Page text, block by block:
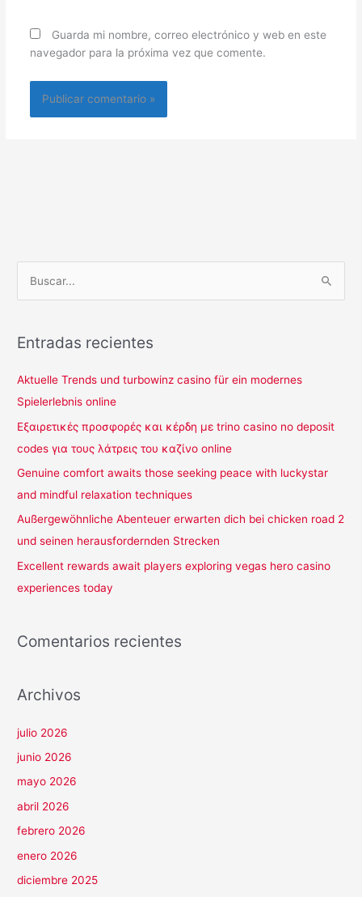
Guarda mi nombre, correo electrónico y web en este
navegador para la próxima vez que comente.
c
r
p
o
r
:
Entradas recientes
Aktuelle Trends und turbowinz casino für ein modernes
Spielerlebnis online
Εξαιρετικές προσφορές και κέρδη με trino casino no deposit
codes για τους λάτρεις του καζίνο online
Genuine comfort awaits those seeking peace with luckystar
and mindful relaxation techniques
Außergewöhnliche Abenteuer erwarten dich bei chicken road 2
und seinen herausfordernden Strecken
Excellent rewards await players exploring vegas hero casino
experiences today
Comentarios recientes
Archivos
julio 2026
junio 2026
mayo 2026
abril 2026
febrero 2026
enero 2026
diciembre 2025